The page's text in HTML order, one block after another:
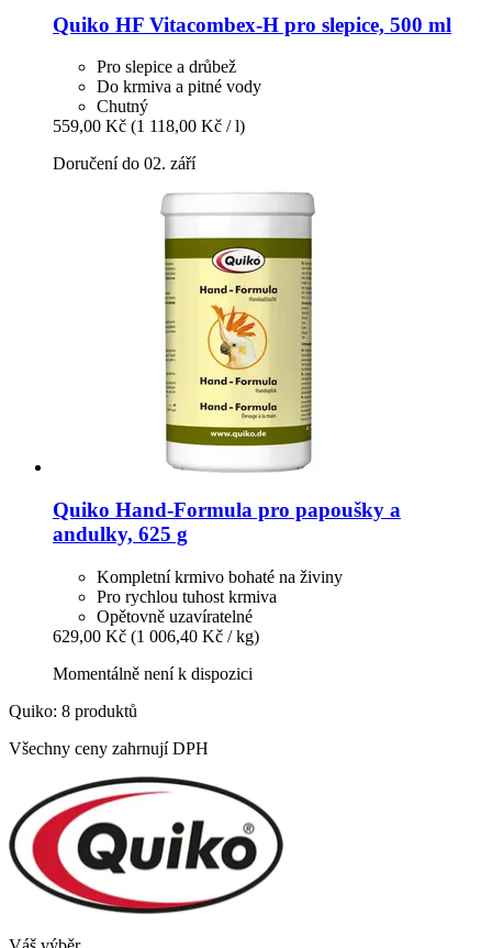
Quiko HF Vitacombex-​H pro slepice, 500 ml
Pro slepice a drůbež
Do krmiva a pitné vody
Chutný
559,00 Kč (1 118,00 Kč / l)
Doručení do 02. září
Quiko Hand-​Formula pro papoušky a
andulky, 625 g
Kompletní krmivo bohaté na živiny
Pro rychlou tuhost krmiva
Opětovně uzavíratelné
629,00 Kč (1 006,40 Kč / kg)
Momentálně není k dispozici
Quiko: 8 produktů
Všechny ceny zahrnují DPH